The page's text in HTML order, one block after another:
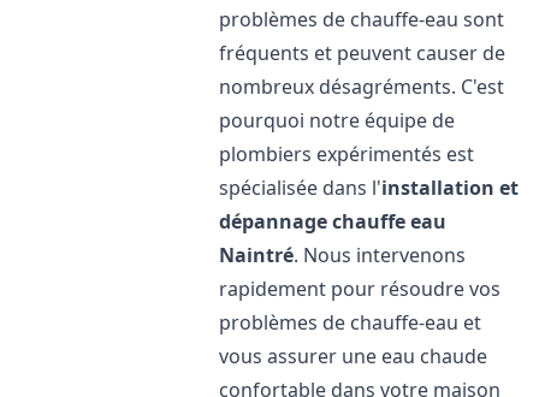
problèmes de chauffe-eau sont
fréquents et peuvent causer de
nombreux désagréments. C'est
pourquoi notre équipe de
plombiers expérimentés est
spécialisée dans l'installation et
dépannage chauffe eau
Naintré. Nous intervenons
rapidement pour résoudre vos
problèmes de chauffe-eau et
vous assurer une eau chaude
confortable dans votre maison